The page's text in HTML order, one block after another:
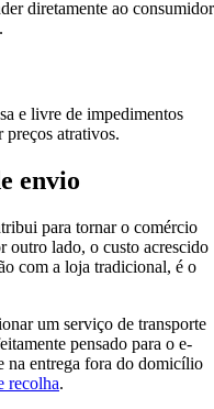
diretamente ao consumidor
e livre de impedimentos
preços atrativos.
envio
para tornar o comércio
outro lado, o custo acrescido
com a loja tradicional, é o
um serviço de transporte
pensado para o e-
na entrega fora do domicílio
recolha.